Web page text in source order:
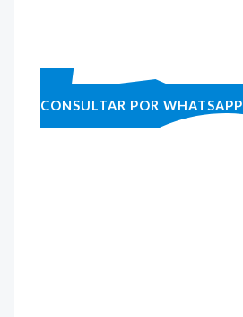
CONSULTAR POR WHATSAPP